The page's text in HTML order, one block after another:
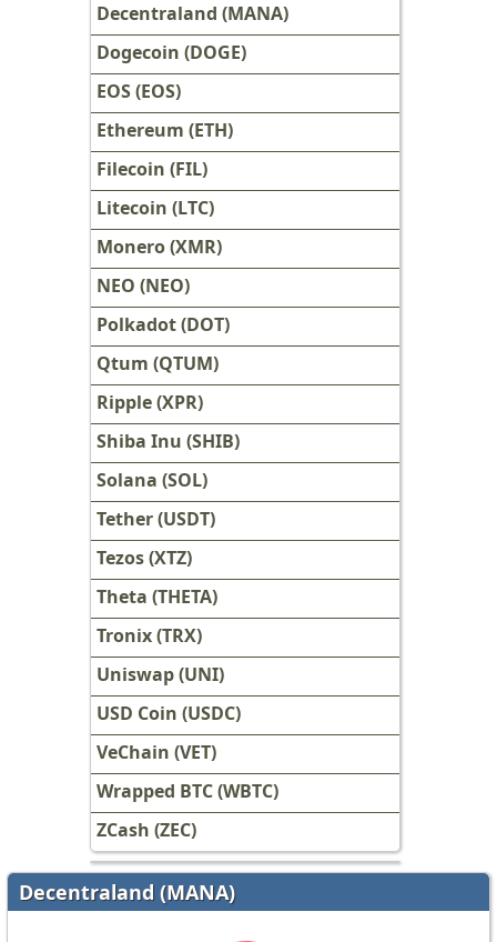
Decentraland (MANA)
Dogecoin (DOGE)
EOS (EOS)
Ethereum (ETH)
Filecoin (FIL)
Litecoin (LTC)
Monero (XMR)
NEO (NEO)
Polkadot (DOT)
Qtum (QTUM)
Ripple (XPR)
Shiba Inu (SHIB)
Solana (SOL)
Tether (USDT)
Tezos (XTZ)
Theta (THETA)
Tronix (TRX)
Uniswap (UNI)
USD Coin (USDC)
VeChain (VET)
Wrapped BTC (WBTC)
ZCash (ZEC)
Decentraland (MANA)